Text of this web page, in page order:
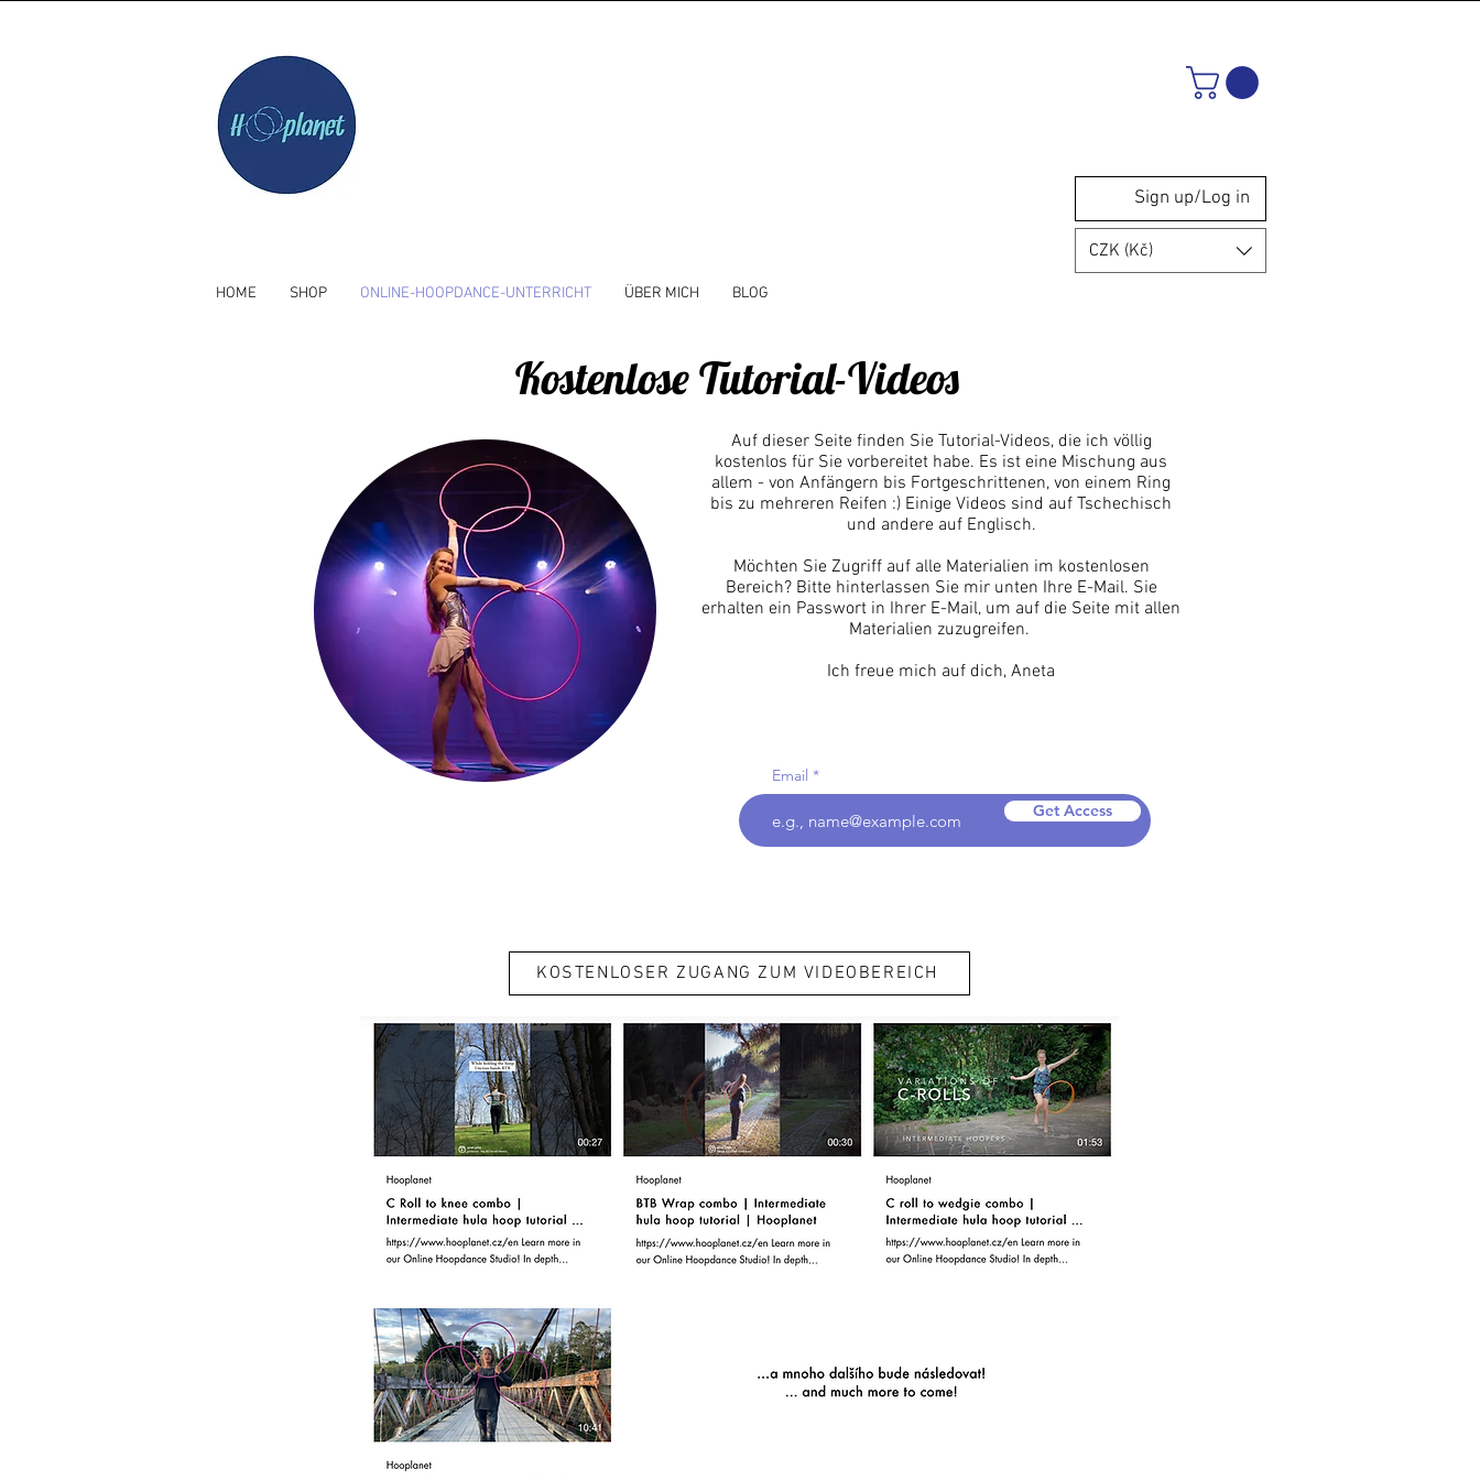
Sign up/Log in
CZK (Kč)
HOME SHOP ONLINE-HOOPDANCE-UNTERRICHT ÜBER MICH BLOG
Kostenlose Tutorial-Videos
Auf dieser Seite finden Sie Tutorial-Videos, die ich völlig
kostenlos für Sie vorbereitet habe. Es ist eine Mischung aus
allem - von Anfängern bis Fortgeschrittenen, von einem Ring
bis zu mehreren Reifen :) Einige Videos sind auf Tschechisch
und andere auf Englisch.
Möchten Sie Zugriff auf alle Materialien im kostenlosen
Bereich? Bitte hinterlassen Sie mir unten Ihre E-Mail. Sie
erhalten ein Passwort in Ihrer E-Mail, um auf die Seite mit allen
Materialien zuzugreifen.
Ich freue mich auf dich, Aneta
Email
Get Access
KOSTENLOSER ZUGANG ZUM VIDEOBEREICH